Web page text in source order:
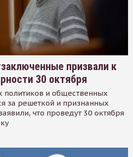
призвали к
30 октября
политиков и общественных
за решеткой и признанных
что проведут 30 октября